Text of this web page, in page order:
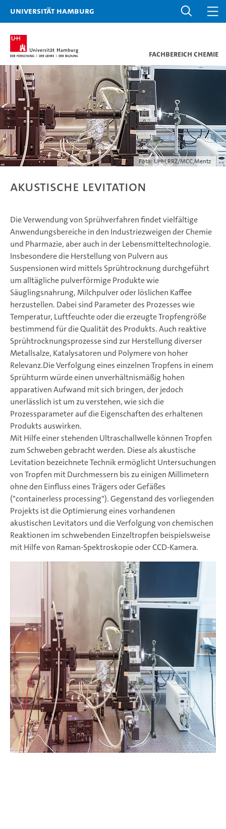
Universität Hamburg
Fachbereich Chemie
Foto: UHH,RRZ/MCC,Mentz
Akustische Levitation
Die Verwendung von Sprühverfahren findet vielfältige
Anwendungsbereiche in den Industriezweigen der Chemie
und Pharmazie, aber auch in der Lebensmitteltechnologie.
Insbesondere die Herstellung von Pulvern aus
Suspensionen wird mittels Sprühtrocknung durchgeführt
um alltägliche pulverförmige Produkte wie
Säuglingsnahrung, Milchpulver oder löslichen Kaffee
herzustellen. Dabei sind Parameter des Prozesses wie
Temperatur, Luftfeuchte oder die erzeugte Tropfengröße
bestimmend für die Qualität des Produkts. Auch reaktive
Sprühtrocknungsprozesse sind zur Herstellung diverser
Metallsalze, Katalysatoren und Polymere von hoher
Relevanz.Die Verfolgung eines einzelnen Tropfens in einem
Sprühturm würde einen unverhältnismäßig hohen
apparativen Aufwand mit sich bringen, der jedoch
unerlässlich ist um zu verstehen, wie sich die
Prozessparameter auf die Eigenschaften des erhaltenen
Produkts auswirken.
Mit Hilfe einer stehenden Ultraschallwelle können Tropfen
zum Schweben gebracht werden. Diese als akustische
Levitation bezeichnete Technik ermöglicht Untersuchungen
von Tropfen mit Durchmessern bis zu einigen Millimetern
ohne den Einfluss eines Trägers oder Gefäßes
("containerless processing"). Gegenstand des vorliegenden
Projekts ist die Optimierung eines vorhandenen
akustischen Levitators und die Verfolgung von chemischen
Reaktionen im schwebenden Einzeltropfen beispielsweise
mit Hilfe von Raman-Spektroskopie oder CCD-Kamera.